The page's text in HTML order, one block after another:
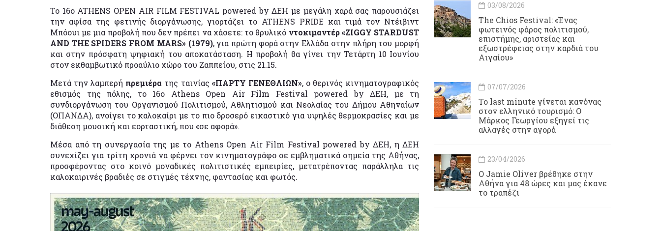
Το 16o ATHENS OPEN AIR FILM FESTIVAL powered by ΔΕΗ με μεγάλη χαρά σας παρουσιάζει
την αφίσα της φετινής διοργάνωσης, γιορτάζει το ATHENS PRIDE και τιμά τον Ντέιβιντ
Μπόουι με μια προβολή που δεν πρέπει να χάσετε: το θρυλικό ντοκιμαντέρ «ZIGGY STARDUST
AND THE SPIDERS FROM MARS» (1979), για πρώτη φορά στην Ελλάδα στην πλήρη του μορφή
και στην πρόσφατη ψηφιακή του αποκατάσταση. Η προβολή θα γίνει την Τετάρτη 10 Ιουνίου
στον εκθαμβωτικό προαύλιο χώρο του Ζαππείου, στις 21.15.
Μετά την λαμπερή πρεμιέρα της ταινίας «ΠΑΡΤΥ ΓΕΝΕΘΛΙΩΝ», ο θερινός κινηματογραφικός
εθισμός της πόλης, το 16ο Athens Open Air Film Festival powered by ΔΕΗ, με τη
συνδιοργάνωση του Οργανισμού Πολιτισμού, Αθλητισμού και Νεολαίας του Δήμου Αθηναίων
(ΟΠΑΝΔΑ), ανοίγει το καλοκαίρι με το πιο δροσερό εικαστικό για υψηλές θερμοκρασίες και με
διάθεση μουσική και εορταστική, που «σε αφορά».
Μέσα από τη συνεργασία της με το Athens Open Air Film Festival powered by ΔΕΗ, η ΔΕΗ
συνεχίζει για τρίτη χρονιά να φέρνει τον κινηματογράφο σε εμβληματικά σημεία της Αθήνας,
προσφέροντας στο κοινό μοναδικές πολιτιστικές εμπειρίες, μετατρέποντας παράλληλα τις
καλοκαιρινές βραδιές σε στιγμές τέχνης, φαντασίας και φωτός.
03/08/2026
Τhe Chios Festival: «Ένας
φωτεινός φάρος πολιτισμού,
επιστήμης, αριστείας και
εξωστρέφειας στην καρδιά του
Αιγαίου»
07/07/2026
Το last minute γίνεται κανόνας
στον ελληνικό τουρισμό: Ο
Μάρκος Γεωργίου εξηγεί τις
αλλαγές στην αγορά
23/04/2026
Ο Jamie Oliver βρέθηκε στην
Αθήνα για 48 ώρες και μας έκανε
το τραπέζι